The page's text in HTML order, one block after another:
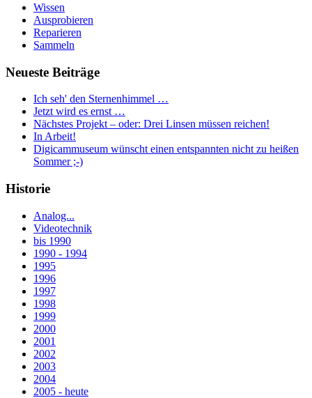
Wissen
Ausprobieren
Reparieren
Sammeln
Neueste Beiträge
Ich seh' den Sternenhimmel …
Jetzt wird es ernst …
Nächstes Projekt – oder: Drei Linsen müssen reichen!
In Arbeit!
Digicammuseum wünscht einen entspannten nicht zu heißen
Sommer ;-)
Historie
Analog...
Videotechnik
bis 1990
1990 - 1994
1995
1996
1997
1998
1999
2000
2001
2002
2003
2004
2005 - heute